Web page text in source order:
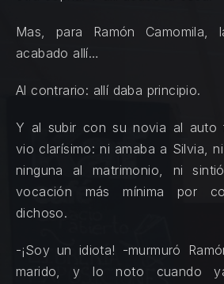
Mas, para Ramón
acabado allí…
Al contrario: allí daba principio.
Y al subir con su novia al auto
vio clarísimo: ni amaba a Silvia,
ninguna al matrimonio, ni
vocación más mínima por
dichoso.
-¡Soy un idiota! -murmuró
marido, y lo noto cuando